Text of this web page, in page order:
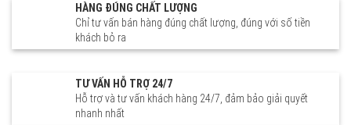
HÀNG ĐÚNG CHẤT LƯỢNG
Chỉ tư vấn bán hàng đúng chất lượng, đúng với số tiền
khách bỏ ra
TƯ VẤN HỖ TRỢ 24/7
Hỗ trợ và tư vấn khách hàng 24/7, đảm bảo giải quyết
nhanh nhất